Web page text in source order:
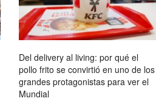
Del delivery al living: por qué el
pollo frito se convirtió en uno de los
grandes protagonistas para ver el
Mundial